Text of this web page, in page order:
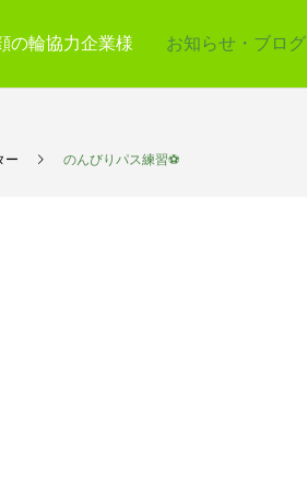
の輪協力企業様 お知らせ・ブログ
ー のんびりパス練習⚽